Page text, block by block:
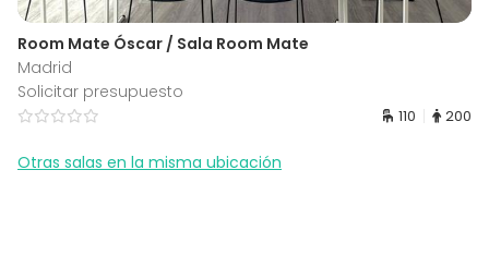
Room Mate Óscar / Sala Room Mate
Madrid
Solicitar presupuesto
110 200
Otras salas en la misma ubicación